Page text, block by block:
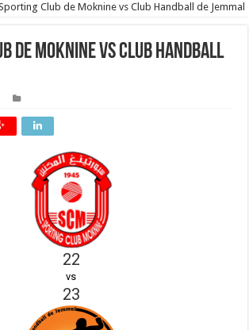
Club de Moknine vs Club Handball de Jemmal
de Moknine vs Club Handball
22
vs
23